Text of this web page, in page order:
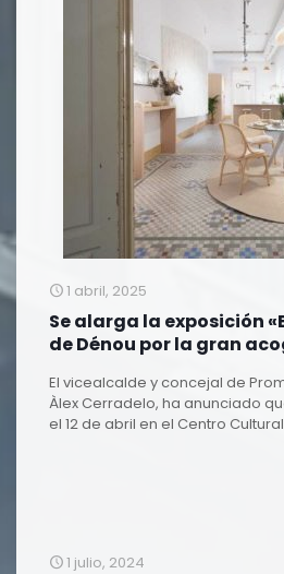
1 abril, 2025
Se alarga la exposición
de Dénou por la gran
El vicealcalde y concejal de
Àlex Cerradelo, ha anunciado
el 12 de abril en el Centro
1 julio, 2024